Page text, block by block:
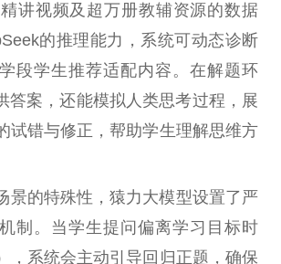
讲视频及超万册教辅资源的数据
的推理能力，系统可动态诊断
段学生推荐适配内容。在解题环
答案，还能模拟人类思考过程，展
试错与修正，帮助学生理解思维方
景的特殊性 ，猿力大模型设置了严
制。当学生提问偏离学习 目标时
，系统会主动引导回归正题，确保